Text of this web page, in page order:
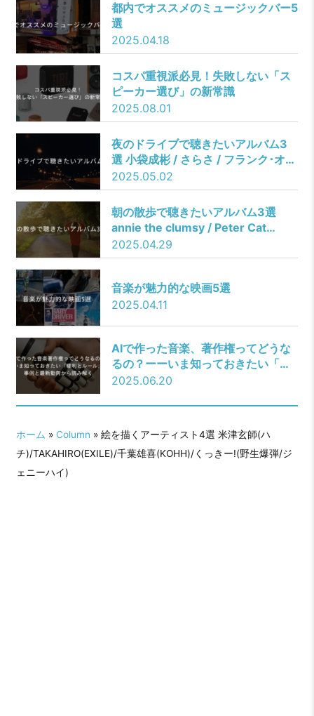
都内でオススメのミュージックバー5
選
2025.04.18
コスパ重視派必見！失敗しない「ス
ピーカー選び」の新常識
2025.08.01
夜のドライブで聴きたいアルバム3
選 小袋成彬 / さらさ / フランク･オー
シャン
2025.05.02
朝の散歩で聴きたいアルバム3選
annie the clumsy / Peter Cat
Recording Co. / FKJ
2025.04.29
音楽が魅力的な映画5選
2025.04.11
AIで作った音楽、著作権ってどうな
るの？ーーいま知っておきたい「権
利とルール」事例と最新動向から読
2025.06.20
ホーム » Column » 絵を描くアーティスト4選 米津玄師(ハ
チ)/TAKAHIRO(EXILE)/千葉雄喜(KOHH)/くっきー!(野生爆弾/ジ
ェニーハイ)